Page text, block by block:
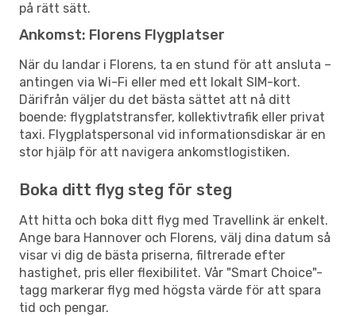
på rätt sätt.
Ankomst: Florens Flygplatser
När du landar i Florens, ta en stund för att ansluta –
antingen via Wi-Fi eller med ett lokalt SIM-kort.
Därifrån väljer du det bästa sättet att nå ditt
boende: flygplatstransfer, kollektivtrafik eller privat
taxi. Flygplatspersonal vid informationsdiskar är en
stor hjälp för att navigera ankomstlogistiken.
Boka ditt flyg steg för steg
Att hitta och boka ditt flyg med Travellink är enkelt.
Ange bara Hannover och Florens, välj dina datum så
visar vi dig de bästa priserna, filtrerade efter
hastighet, pris eller flexibilitet. Vår "Smart Choice"-
tagg markerar flyg med högsta värde för att spara
tid och pengar.